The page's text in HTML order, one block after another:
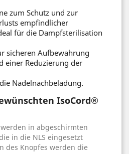
zum Schutz und zur
empfindlicher
für die Dampfsterilisation
sicheren Aufbewahrung
einer Reduzierung der
Nadelnachbeladung.
IsoCord®
in abgeschirmten
in die NLS eingesetzt
des Knopfes werden die